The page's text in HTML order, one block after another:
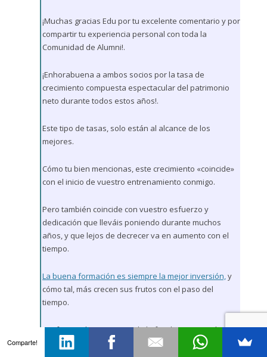
¡Muchas gracias Edu por tu excelente comentario y por
compartir tu experiencia personal con toda la
Comunidad de Alumni!.
¡Enhorabuena a ambos socios por la tasa de
crecimiento compuesta espectacular del patrimonio
neto durante todos estos años!.
Este tipo de tasas, solo están al alcance de los
mejores.
Cómo tu bien mencionas, este crecimiento «coincide»
con el inicio de vuestro entrenamiento conmigo.
Pero también coincide con vuestro esfuerzo y
dedicación que lleváis poniendo durante muchos
años, y que lejos de decrecer va en aumento con el
tiempo.
La buena formación es siempre la mejor inversión,y
cómo tal, más crecen sus frutos con el paso del
tiempo.
¡Un fuerte abrazo para toda la familia y Pura Vida!
Comparte!